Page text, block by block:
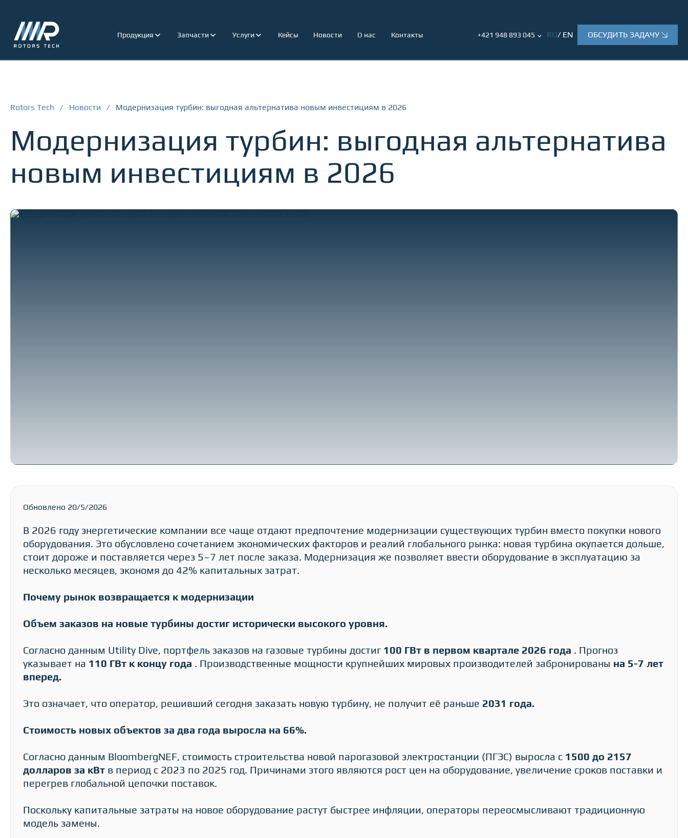
Продукция Запчасти Услуги Кейсы Новости О нас Контакты +421 948 893 045 RU EN ОБСУДИТЬ ЗАДАЧУ
Rotors Tech / Новости / Модернизация турбин: выгодная альтернатива новым инвестициям в 2026
Модернизация турбин: выгодная альтернатива
новым инвестициям в 2026
Обновлено 20/5/2026
В 2026 году энергетические компании все чаще отдают предпочтение модернизации существующих турбин вместо покупки нового
оборудования. Это обусловлено сочетанием экономических факторов и реалий глобального рынка: новая турбина окупается дольше,
стоит дороже и поставляется через 5–7 лет после заказа. Модернизация же позволяет ввести оборудование в эксплуатацию за
несколько месяцев, экономя до 42% капитальных затрат.
Почему рынок возвращается к модернизации
Объем заказов на новые турбины достиг исторически высокого уровня.
Согласно данным Utility Dive, портфель заказов на газовые турбины достиг 100 ГВт в первом квартале 2026 года . Прогноз
указывает на 110 ГВт к концу года . Производственные мощности крупнейших мировых производителей забронированы на 5-7 лет
вперед.
Это означает, что оператор, решивший сегодня заказать новую турбину, не получит её раньше 2031 года.
Стоимость новых объектов за два года выросла на 66%.
Согласно данным BloombergNEF, стоимость строительства новой парогазовой электростанции (ПГЭС) выросла с 1500 до 2157
долларов за кВт в период с 2023 по 2025 год. Причинами этого являются рост цен на оборудование, увеличение сроков поставки и
перегрев глобальной цепочки поставок.
Поскольку капитальные затраты на новое оборудование растут быстрее инфляции, операторы переосмысливают традиционную
модель замены.